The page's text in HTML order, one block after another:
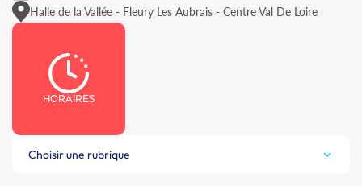
Halle de la Vallée - Fleury Les Aubrais - Centre Val De Loire
HORAIRES
Choisir une rubrique